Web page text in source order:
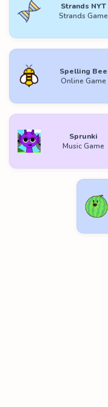
Strands NYT
Strands Game
Spelling Bee
Online Game
Sprunki
Music Game